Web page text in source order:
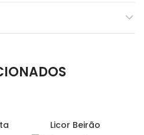
Licor Beirão